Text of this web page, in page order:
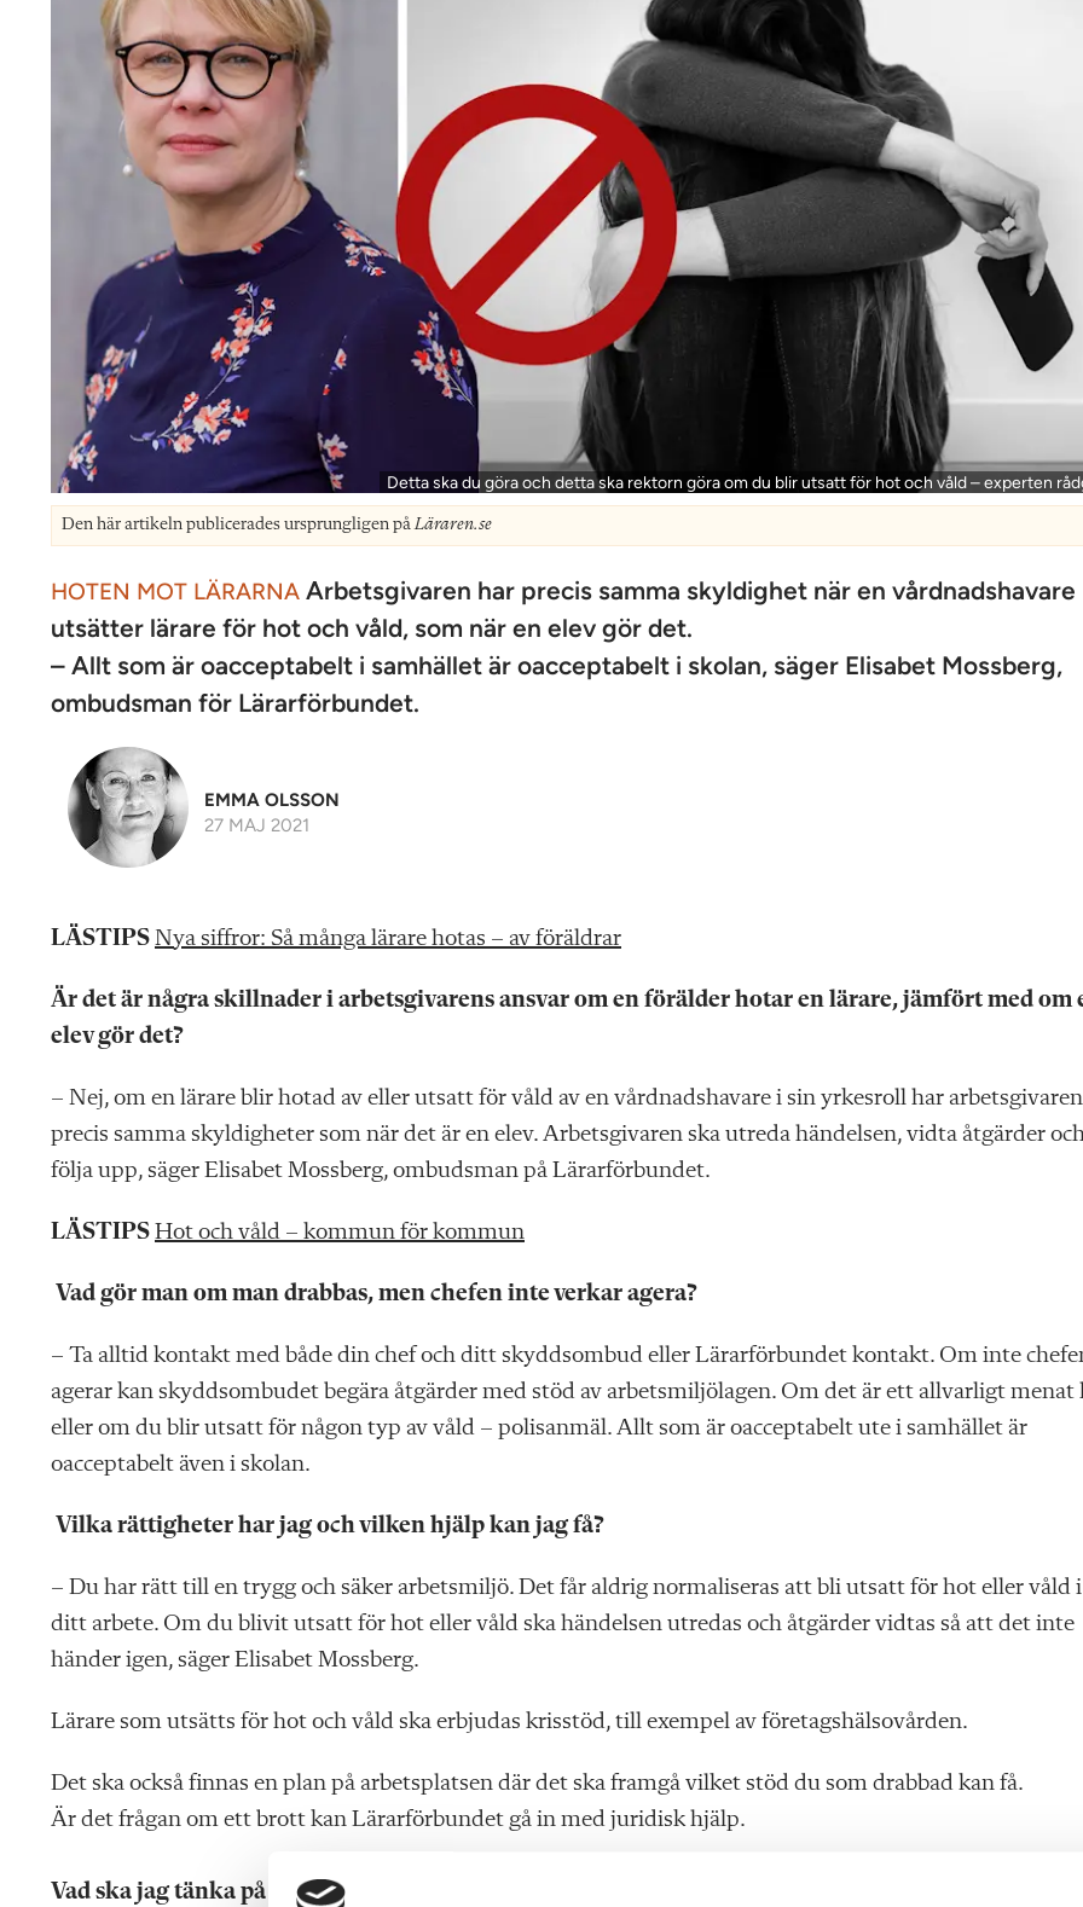
Detta ska du göra och detta ska rektorn göra om du blir utsatt för hot och våld – experten
Den här artikeln publicerades ursprungligen påLäraren.se
HOTEN MOT LÄRARNA Arbetsgivaren har precis samma skyldighet när en vårdnadshavare
utsätter lärare för hot och våld, som när en elev gör det.
– Allt som är oacceptabelt i samhället är oacceptabelt i skolan, säger Elisabet Mossberg,
ombudsman för Lärarförbundet.
EMMA OLSSON
27 MAJ 2021
LÄSTIPS Nya siffror: Så många lärare hotas – av föräldrar
Är det är några skillnader i arbetsgivarens ansvar om en förälder hotar en lärare, jämfört med om
elev gör det?
– Nej, om en lärare blir hotad av eller utsatt för våld av en vårdnadshavare i sin yrkesroll har arbetsgivaren
precis samma skyldigheter som när det är en elev. Arbetsgivaren ska utreda händelsen, vidta åtgärder
följa upp, säger Elisabet Mossberg, ombudsman på Lärarförbundet.
LÄSTIPS Hot och våld – kommun för kommun
Vad gör man om man drabbas, men chefen inte verkar agera?
– Ta alltid kontakt med både din chef och ditt skyddsombud eller Lärarförbundet kontakt. Om inte
agerar kan skyddsombudet begära åtgärder med stöd av arbetsmiljölagen. Om det är ett allvarligt menat
eller om du blir utsatt för någon typ av våld – polisanmäl. Allt som är oacceptabelt ute i samhället är
oacceptabelt även i skolan.
Vilka rättigheter har jag och vilken hjälp kan jag få?
– Du har rätt till en trygg och säker arbetsmiljö. Det får aldrig normaliseras att bli utsatt för hot eller våld i
ditt arbete. Om du blivit utsatt för hot eller våld ska händelsen utredas och åtgärder vidtas så att det inte
händer igen, säger Elisabet Mossberg.
Lärare som utsätts för hot och våld ska erbjudas krisstöd, till exempel av företagshälsovården.
Det ska också finnas en plan på arbetsplatsen där det ska framgå vilket stöd du som drabbad kan få.
Är det frågan om ett brott kan Lärarförbundet gå in med juridisk hjälp.
Vad ska jag tänka på om det händer att en vårdnadshavare går över gränsen?